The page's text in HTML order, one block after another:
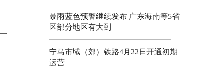
暴雨蓝色预警继续发布 广东海南等5省
区部分地区有大到
宁马市域（郊）铁路4月22日开通初期
运营